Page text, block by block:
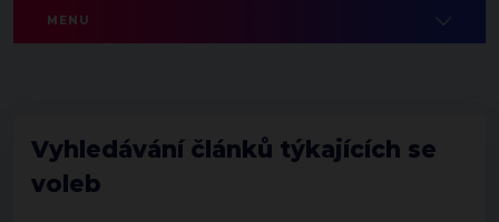
MENU
Vyhledávání článků týkajících se
voleb